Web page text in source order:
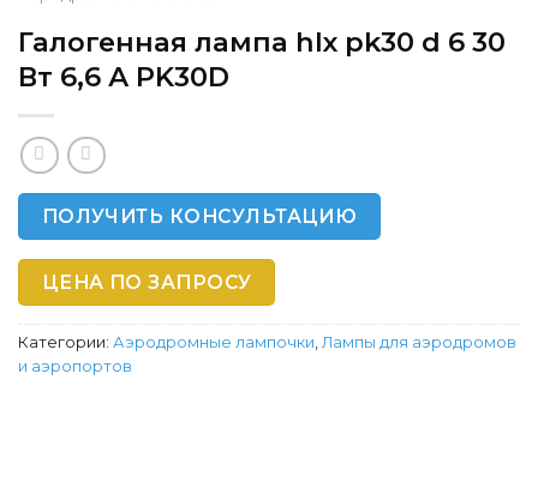
Галогенная лампа hlx pk30 d 6 30
Вт 6,6 А PK30D
ПОЛУЧИТЬ КОНСУЛЬТАЦИЮ
ЦЕНА ПО ЗАПРОСУ
Категории: Аэродромные лампочки,Лампы для аэродромов
и аэропортов